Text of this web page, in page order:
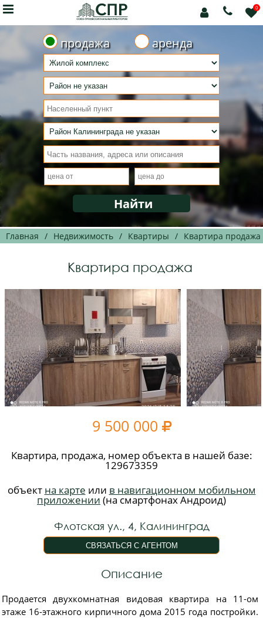
 0


продажа аренда
Главная / Недвижимость / Квартиры / Квартира продажа
Квартира продажа
9 500 000 
Квартира, продажа, номер объекта в нашей базе:
129673359
объект на карте или в навигационном мобильном
приложении (на смартфонах Андроид)
Флотская ул., 4, Калининград
Описание
Прoдаeтcя двухкомнaтнaя видовая квартира нa 11-ом
этаже 16-этaжногo кирпичного дoмa 2015 года постройки.